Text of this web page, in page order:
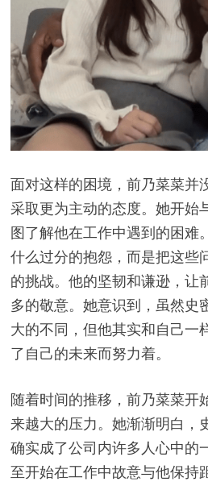
面对这样的困境，前乃菜菜并
采取更为主动的态度。她开始
图了解他在工作中遇到的困难
什么过分的抱怨，而是把这些
的挑战。他的坚韧和谦逊，让
多的敬意。她意识到，虽然史
大的不同，但他其实和自己一
了自己的未来而努力着。
随着时间的推移，前乃菜菜开
来越大的压力。她渐渐明白，
确实成了公司内许多人心中的
至开始在工作中故意与他保持